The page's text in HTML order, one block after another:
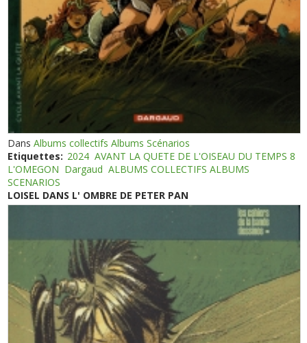
DansAlbums collectifs Albums Scénarios
Etiquettes: 2024 AVANT LA QUETE DE L'OISEAU DU TEMPS 8
L'OMEGON Dargaud ALBUMS COLLECTIFS ALBUMS
SCENARIOS
LOISEL DANS L' OMBRE DE PETER PAN